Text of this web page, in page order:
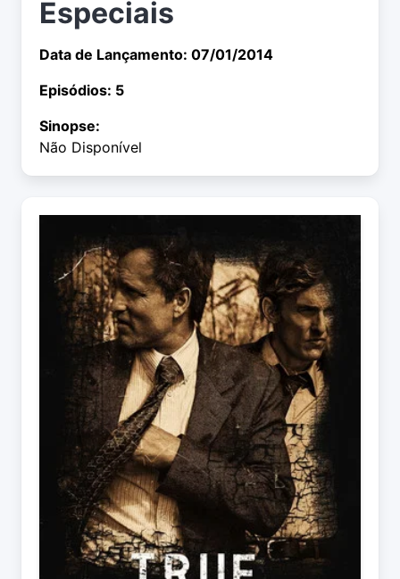
Especiais
Data de Lançamento: 07/01/2014
Episódios: 5
Sinopse:
Não Disponível